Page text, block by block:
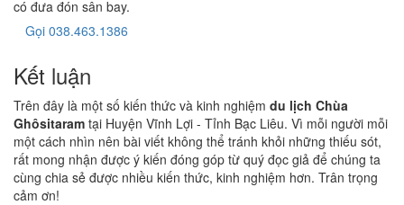
có đưa đón sân bay.
Gọi 038.463.1386
Kết luận
Trên đây là một số kiến thức và kinh nghiệm du lịch Chùa
Ghôsitaram tại Huyện Vĩnh Lợi - Tỉnh Bạc Liêu. Vì mỗi người mỗi
một cách nhìn nên bài viết không thể tránh khỏi những thiếu sót,
rất mong nhận được ý kiến đóng góp từ quý đọc giả để chúng ta
cùng chia sẻ được nhiều kiến thức, kinh nghiệm hơn. Trân trọng
cảm ơn!